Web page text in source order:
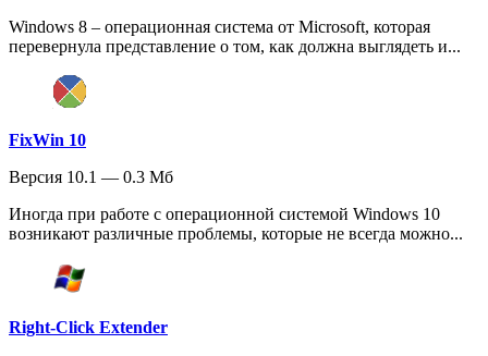
Windows 8 – операционная система от Microsoft, которая
перевернула представление о том, как должна выглядеть и...
FixWin 10
Версия 10.1 — 0.3 Мб
Иногда при работе с операционной системой Windows 10
возникают различные проблемы, которые не всегда можно...
Right-Click Extender